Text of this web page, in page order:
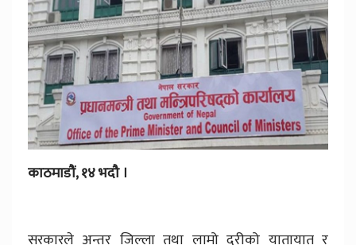
काठमाडौं, १४ भदौ ।